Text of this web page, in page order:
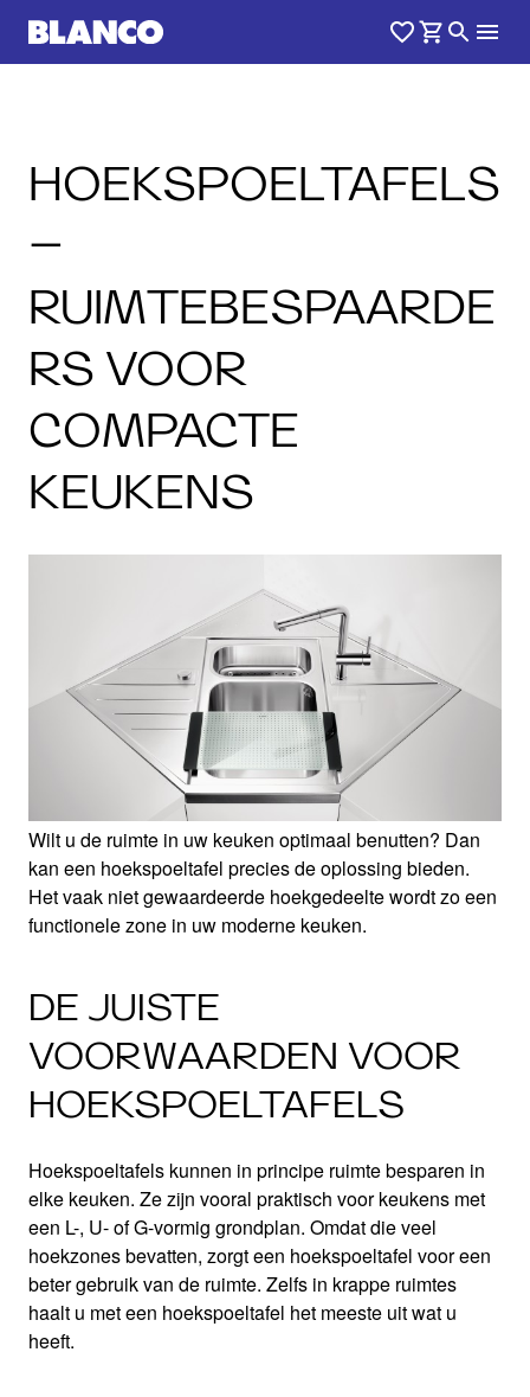
HOEKSPOELTAFELS
–
RUIMTEBESPAARDE
RS VOOR
COMPACTE
KEUKENS
Wilt u de ruimte in uw keuken optimaal benutten? Dan
kan een hoekspoeltafel precies de oplossing bieden.
Het vaak niet gewaardeerde hoekgedeelte wordt zo een
functionele zone in uw moderne keuken.
DE JUISTE
VOORWAARDEN VOOR
HOEKSPOELTAFELS
Hoekspoeltafels kunnen in principe ruimte besparen in
elke keuken. Ze zijn vooral praktisch voor keukens met
een L-, U- of G-vormig grondplan. Omdat die veel
hoekzones bevatten, zorgt een hoekspoeltafel voor een
beter gebruik van de ruimte. Zelfs in krappe ruimtes
haalt u met een hoekspoeltafel het meeste uit wat u
heeft.